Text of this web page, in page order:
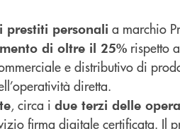
prestiti personali a marchio
di oltre il 25% rispetto
e distributivo di
diretta.
, circa i due terzi delle
firma digitale certificata. Il